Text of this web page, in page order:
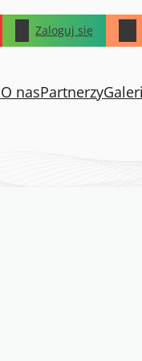
Zaloguj się
O nasPartnerzy